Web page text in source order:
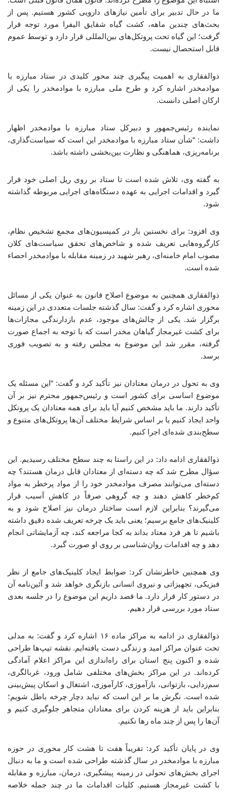
ما در حال تدبیر برای تأمین نیازهای دارویی کشور هستیم. پس از
بحث‌های چندین ماهه، کشت گیاه شقایق الیفرا مورد توجه قرار
گرفت؛ این گیاه تحت پروتکل‌های بین‌المللی قرار دارد و توسط عموم
قابل استحصال نیست.
ذوالفقاری به اهمیت پیگیری چند محور کلیدی در ستاد مبارزه با
موادمخدر اشاره کرد و طرح ملی مبارزه با موادمخدر را یکی از
ارکان اصلی دانست.
نماینده رئیس‌جمهور و دبیرکل ستاد مبارزه با موادمخدر اظهار
داشت: “شأن ستاد مبارزه با موادمخدر این است که سیاست‌گذاری،
برنامه‌ریزی، هماهنگی و نظارت بین‌بخشی داشته باشد.
به گفته وی، تلاش شده است تا ستاد بر روی ریل اصلی خود قرار
گیرد و اقدامات اجرایی به عهده دستگاه‌های اجرایی مربوطه گذاشته
شود.
وی افزود: برای نخستین بار در کمیسیون‌های مجمع تشخیص نظام،
کارگروه‌هایی تعریف شده و شاخص‌های تحقق سیاست‌های کلان
مصوب امام خامنه‌ای، رهبر شهید در زمینه مقابله با موادمخدر احصاء
شده است.
ذوالفقاری همچنین به موضوع اصلاح قانون به عنوان یکی از مسائل
محوری اشاره کرد و گفت: سال گذشته جلسات متعددی در این زمینه
برگزار شد. یکی از چالش‌های موجود، عدم بازدارندگی مجازات‌ها
برای کشت غیرمجاز گیاهان مخدر است که با توجه به اجماع صورت
گرفته، مقرر شد این موضوع به مجلس رفته و به تصویب فوری
برسد.
وی به تحول در درمان معتادان نیز تأکید کرد و گفت: “این مسئله یک
موضوع اساسی برای کشور است و رئیس‌جمهور محترم نیز بر آن
تأکید دارند. ما باید مشخص کنیم آیا باید برای همه معتادان یک پروتکل
واحد ایجاد کنیم یا بر اساس شرایط مختلف آن‌ها پروتکل‌های متنوع و
سطح‌بندی شده‌ای اجرا کنیم.
ذوالفقاری ادامه داد: در این راستا به چند سطح مختلف رسیدیم. این
سؤال مطرح شد که چه دسته‌ای از معتادان قابل درمان هستند؟ چه
دسته‌ای می‌توانند مصرف موادمخدر خود را از مواد پرخطر به مواد
کم‌خطر کاهش دهند و چه گروهی صرفاً در کاهش آسیب قرار
می‌گیرند؟ بنابراین لازم است ساختار درمان نیز اصلاح شود و به
کلینیک‌های جامع برسیم؛ یعنی باید یک چرخه تعریف شده دقیق داشته
باشیم تا هر فرد معتاد بداند به کجا مراجعه کند، چه آزمایشاتی انجام
دهد و چه اقدامات روان‌شناسی بر روی او صورت گیرد.
وی همچنین خاطرنشان کرد: ضوابط ایجاد کلینیک‌های جامع از نظر
فیزیکی، تجهیزاتی و نیروی انسانی بازنگری خواهد شد و آئین‌نامه آن
در دستور کار قرار دارد. ما قصد داریم این موضوع را در جلسه بعدی
ستاد مورد بررسی قرار دهیم.
ذوالفقاری در ادامه به مراکز ماده ۱۶ اشاره کرد و گفت: به مدلی
تحت عنوان مراکز امید و زندگی دست یافته‌ایم. نقشه تیپ‌ها طراحی
شده و اکنون پنج استان برای راه‌اندازی این مراکز اعلام آمادگی
کرده‌اند. در این مراکز بخش‌های مختلفی شامل ورود، غربالگری،
سم‌زدایی، بازتوانی، بازآموزی، کارآموزی، اشتغال و اسکان پیش‌بینی
شده است. نگرش ما بر این است که نباید دچار چرخه باطل شویم؛
بنابراین باید از هزینه کردن برای معتادان متجاهر جلوگیری کنیم و
آن‌ها را پس از چند ماه رها نکنیم.
وی در پایان تأکید کرد: تقریباً هفت تا هشت کار محوری در حوزه
مبارزه با موادمخدر در سال گذشته طراحی شده است و ما به دنبال
اجرای بخش‌های تحولی در زمینه پیشگیری، درمان، مبارزه و مقابله
با کشت غیرمجاز هستیم. کلیات اقدامات ما در چند جمله خلاصه